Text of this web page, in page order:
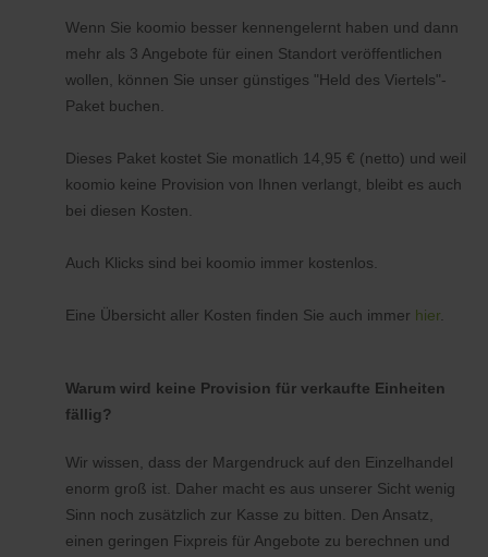
Wenn Sie koomio besser kennengelernt haben und dann
mehr als 3 Angebote für einen Standort veröffentlichen
wollen, können Sie unser günstiges "Held des Viertels"-
Paket buchen.
Dieses Paket kostet Sie monatlich 14,95 € (netto) und weil
koomio keine Provision von Ihnen verlangt, bleibt es auch
bei diesen Kosten.
Auch Klicks sind bei koomio immer kostenlos.
Eine Übersicht aller Kosten finden Sie auch immer hier.
Warum wird keine Provision für verkaufte Einheiten
fällig?
Wir wissen, dass der Margendruck auf den Einzelhandel
enorm groß ist. Daher macht es aus unserer Sicht wenig
Sinn noch zusätzlich zur Kasse zu bitten. Den Ansatz,
einen geringen Fixpreis für Angebote zu berechnen und